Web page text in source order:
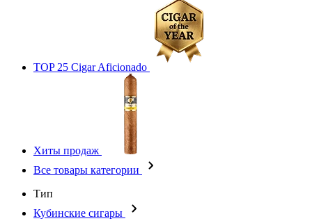
TOP 25 Cigar Aficionado
Хиты продаж
Все товары категории
Тип
Кубинские сигары